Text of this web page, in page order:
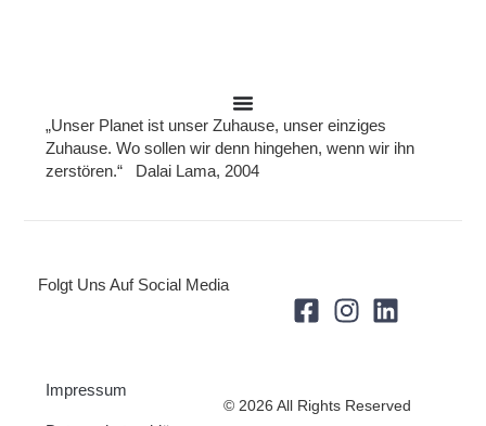
„Unser Planet ist unser Zuhause, unser einziges
Zuhause. Wo sollen wir denn hingehen, wenn wir ihn
zerstören.“ Dalai Lama, 2004
Folgt Uns Auf Social Media
Impressum
© 2026 All Rights Reserved